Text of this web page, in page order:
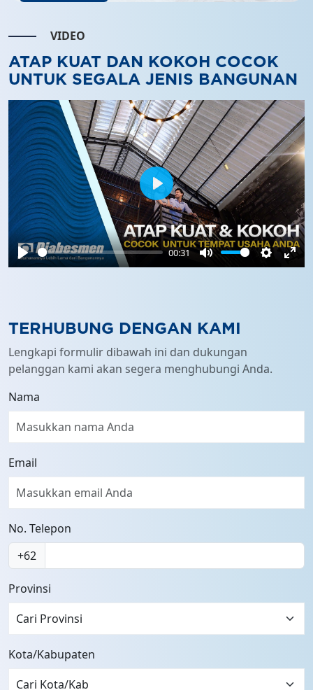
VIDEO
ATAP KUAT DAN KOKOH COCOK
UNTUK SEGALA JENIS BANGUNAN
Play
00:31
Mute Settings
Play
TERHUBUNG DENGAN KAMI
Lengkapi formulir dibawah ini dan dukungan
pelanggan kami akan segera menghubungi Anda.
Nama
Email
No. Telepon
+62
Provinsi
Cari Provinsi
Kota/Kabupaten